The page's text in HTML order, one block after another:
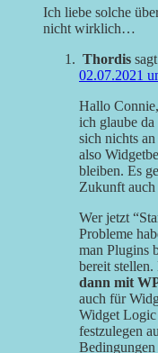
Ich liebe solche
nicht wirklich…
Thordis
02.07.2021
Hallo Connie,
ich glaube
sich nichts
also
bleiben. Es
Zukunft
Wer jetzt
Probleme
man Plugins
bereit
dann mit
auch für
Widget Logic
festzulegen